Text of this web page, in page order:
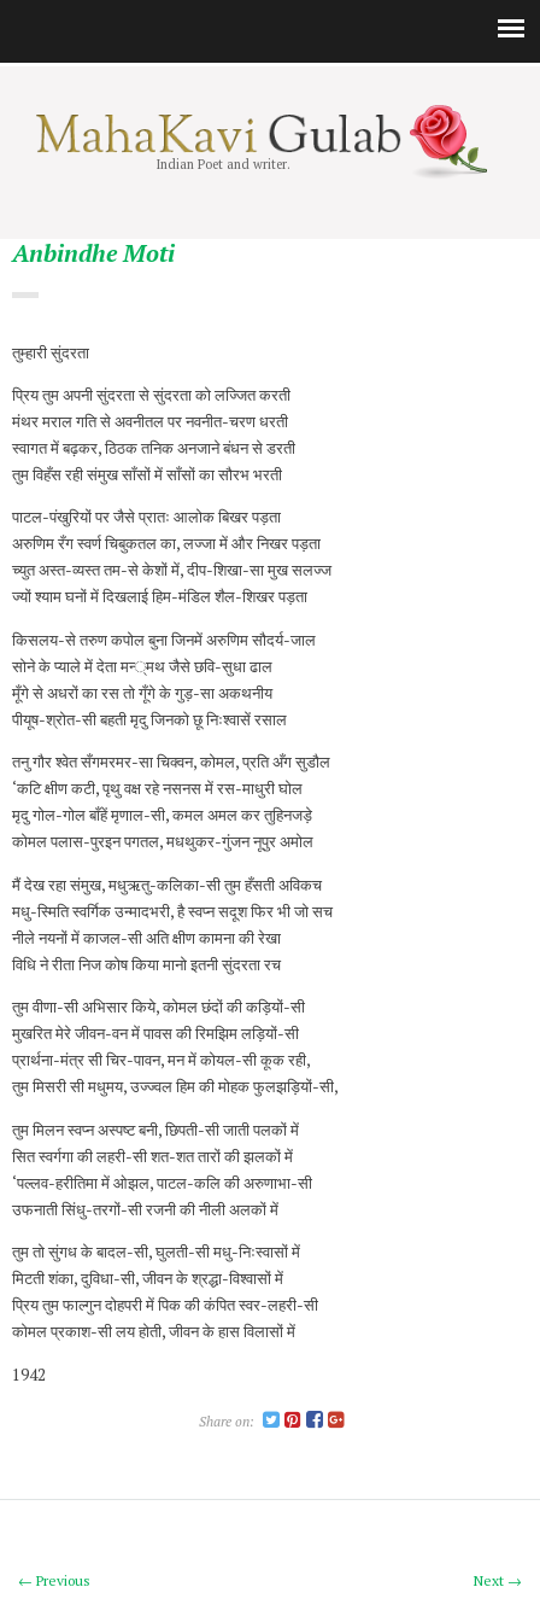
Indian Poet and writer.
Anbindhe Moti
तुम्हारी सुंदरता
प्रिय तुम अपनी सुंदरता से सुंदरता को लज्जित करती
मंथर मराल गति से अवनीतल पर नवनीत-चरण धरती
स्वागत में बढ़कर, ठिठक तनिक अनजाने बंधन से डरती
तुम विहँस रही संमुख साँसों में साँसों का सौरभ भरती
पाटल-पंखुरियों पर जैसे प्रातः आलोक बिखर पड़ता
अरुणिम रँग स्वर्ण चिबुकतल का, लज्जा में और निखर पड़ता
च्युत अस्त-व्यस्त तम-से केशों में, दीप-शिखा-सा मुख सलज्ज
ज्यों श्याम घनों में दिखलाई हिम-मंडिल शैल-शिखर पड़ता
किसलय-से तरुण कपोल बुना जिनमें अरुणिम सौदर्य-जाल
सोने के प्याले में देता मन्‍्मथ जैसे छवि-सुधा ढाल
मूँगे से अधरों का रस तो गूँगे के गुड़-सा अकथनीय
पीयूष-श्रोत-सी बहती मृदु जिनको छू निःश्वासें रसाल
तनु गौर श्वेत सँगमरमर-सा चिक्वन, कोमल, प्रति अँग सुडौल
‘कटि क्षीण कटी, पृथु वक्ष रहे नसनस में रस-माधुरी घोल
मृदु गोल-गोल बाँहें मृणाल-सी, कमल अमल कर तुहिनजड़े
कोमल पलास-पुरइन पगतल, मधथुकर-गुंजन नूपुर अमोल
मैं देख रहा संमुख, मधुऋतु-कलिका-सी तुम हँसती अविकच
मधु-स्मिति स्वर्गिक उन्मादभरी, है स्वप्न सदूश फिर भी जो सच
नीले नयनों में काजल-सी अति क्षीण कामना की रेखा
विधि ने रीता निज कोष किया मानो इतनी सुंदरता रच
तुम वीणा-सी अभिसार किये, कोमल छंदों की कड़ियों-सी
मुखरित मेरे जीवन-वन में पावस की रिमझिम लड़ियों-सी
प्रार्थना-मंत्र सी चिर-पावन, मन में कोयल-सी कूक रही,
तुम मिसरी सी मधुमय, उज्ज्वल हिम की मोहक फुलझड़ियों-सी,
तुम मिलन स्वप्न अस्पष्ट बनी, छिपती-सी जाती पलकों में
सित स्वर्गगा की लहरी-सी शत-शत तारों की झलकों में
‘पल्‍लव-हरीतिमा में ओझल, पाटल-कलि की अरुणाभा-सी
उफनाती सिंधु-तरगों-सी रजनी की नीली अलकों में
तुम तो सुंगध के बादल-सी, घुलती-सी मधु-निःस्वासों में
मिटती शंका, दुविधा-सी, जीवन के श्रद्धा-विश्वासों में
प्रिय तुम फाल्गुन दोहपरी में पिक की कंपित स्वर-लहरी-सी
कोमल प्रकाश-सी लय होती, जीवन के हास विलासों में
1942
Share on:
Next →
← Previous